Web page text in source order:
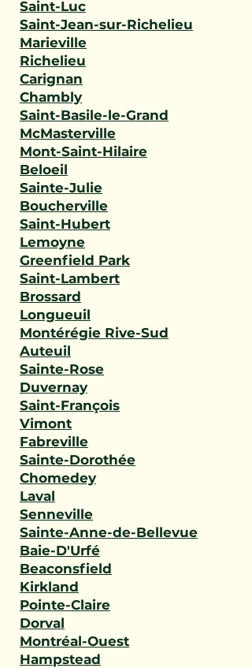
Saint-Luc
Saint-Jean-sur-Richelieu
Marieville
Richelieu
Carignan
Chambly
Saint-Basile-le-Grand
McMasterville
Mont-Saint-Hilaire
Beloeil
Sainte-Julie
Boucherville
Saint-Hubert
Lemoyne
Greenfield Park
Saint-Lambert
Brossard
Longueuil
Montérégie Rive-Sud
Auteuil
Sainte-Rose
Duvernay
Saint-François
Vimont
Fabreville
Sainte-Dorothée
Chomedey
Laval
Senneville
Sainte-Anne-de-Bellevue
Baie-D'Urfé
Beaconsfield
Kirkland
Pointe-Claire
Dorval
Montréal-Ouest
Hampstead